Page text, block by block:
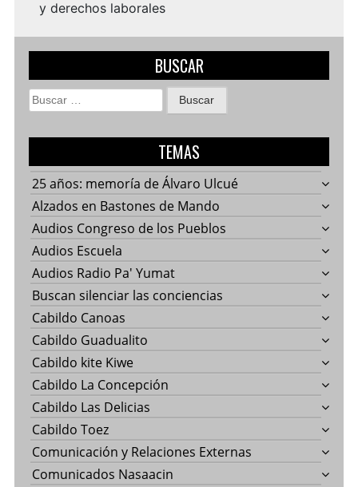
y derechos laborales
BUSCAR
Buscar:
TEMAS
25 años: memoría de Álvaro Ulcué
Alzados en Bastones de Mando
Audios Congreso de los Pueblos
Audios Escuela
Audios Radio Pa' Yumat
Buscan silenciar las conciencias
Cabildo Canoas
Cabildo Guadualito
Cabildo kite Kiwe
Cabildo La Concepción
Cabildo Las Delicias
Cabildo Toez
Comunicación y Relaciones Externas
Comunicados Nasaacin